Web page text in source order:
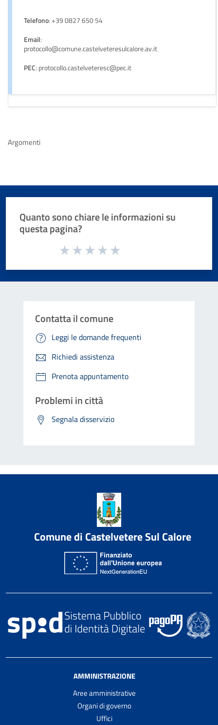
Telefono: +39 0827 650 54
Email:
protocollo@comune.castelveteresulcalore.av.it
PEC: protocollo.castelveteresc@pec.it
Argomenti
Quanto sono chiare le informazioni su
questa pagina?
Valuta da 1 a 5 stelle la pagina
Contatta il comune
Leggi le domande frequenti
Richiedi assistenza
Prenota appuntamento
Problemi in città
Segnala disservizio
Comune di Castelvetere Sul Calore
AMMINISTRAZIONE
Aree amministrative
Organi di governo
Uffici